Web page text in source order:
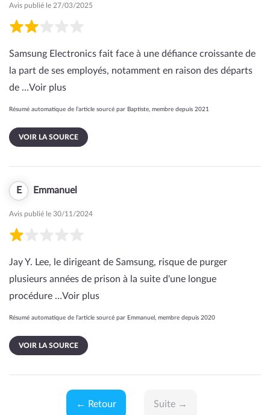
Avis publié le 27/03/2025
Samsung Electronics fait face à une défiance croissante de
la part de ses employés, notamment en raison des départs
de …Voir plus
Résumé automatique de l’article sourcé par Baptiste, membre depuis 2021
VOIR LA SOURCE
E Emmanuel
Avis publié le 30/11/2024
Jay Y. Lee, le dirigeant de Samsung, risque de purger
plusieurs années de prison à la suite d'une longue
procédure …Voir plus
Résumé automatique de l’article sourcé par Emmanuel, membre depuis 2020
VOIR LA SOURCE
← Retour Suite →